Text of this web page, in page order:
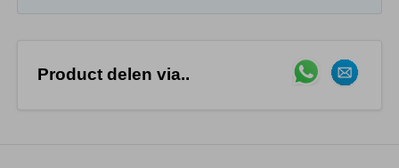
Product delen via..